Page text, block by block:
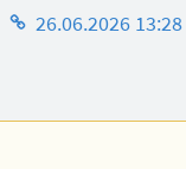
Homepage
26.06.2026 13:28